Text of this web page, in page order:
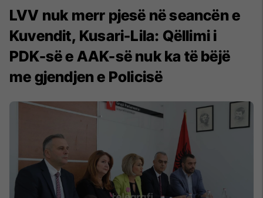
LVV nuk merr pjesë në seancën e
Kuvendit, Kusari-Lila: Qëllimi i
PDK-së e AAK-së nuk ka të bëjë
me gjendjen e Policisë